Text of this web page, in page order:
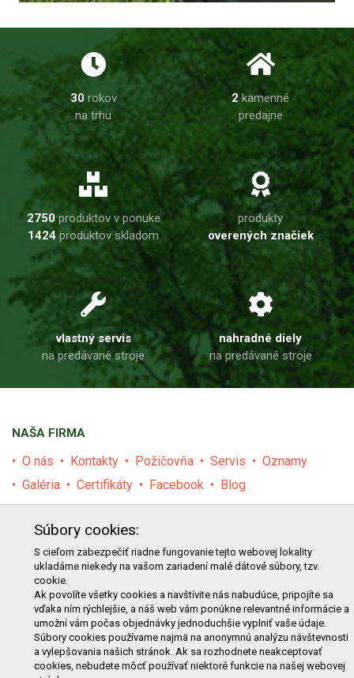
30rokov
na trhu
2 kamenné
predajne
2750produktov v ponuke
1424produktov skladom
produkty
overených značiek
vlastný servis
na predávané stroje
nahradné diely
na predávané stroje
NAŠA FIRMA
O nás Kontakty Požičovňa Servis
Oznamy
Galéria
Certifikáty Facebook Blog
E-shop Akcie Darčekové poukážky
Katalógy
Zľavy
Novinky Predávané značky
Bazár
Výzvy pre obce a firmy
NAKUPOVANIE
Obchodné podmienky
Cenník prepravy
Súbory cookies:
S cieľom zabezpečiť riadne fungovanie tejto webovej lokality
ukladáme niekedy na vašom zariadení malé dátové súbory, tzv.
cookie.
Ak povolíte všetky cookies a navštívite nás nabudúce, pripojíte sa
vďaka ním rýchlejšie, a náš web vám ponúkne relevantné informácie a
umožní vám počas objednávky jednoduchšie vyplniť vaše údaje.
Súbory cookies používame najmä na anonymnú analýzu návštevnosti
a vylepšovania našich stránok. Ak sa rozhodnete neakceptovať
cookies, nebudete môcť používať niektoré funkcie na našej webovej